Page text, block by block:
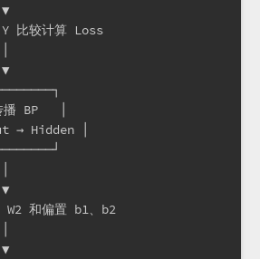
比较计算 Loss
BP   │
→ Hidden │
W2 和偏置 b1、b2